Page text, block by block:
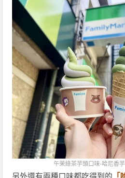
午茉綠茶芋頭口味-哈尼香
另外還有兩種口味都吃得到的